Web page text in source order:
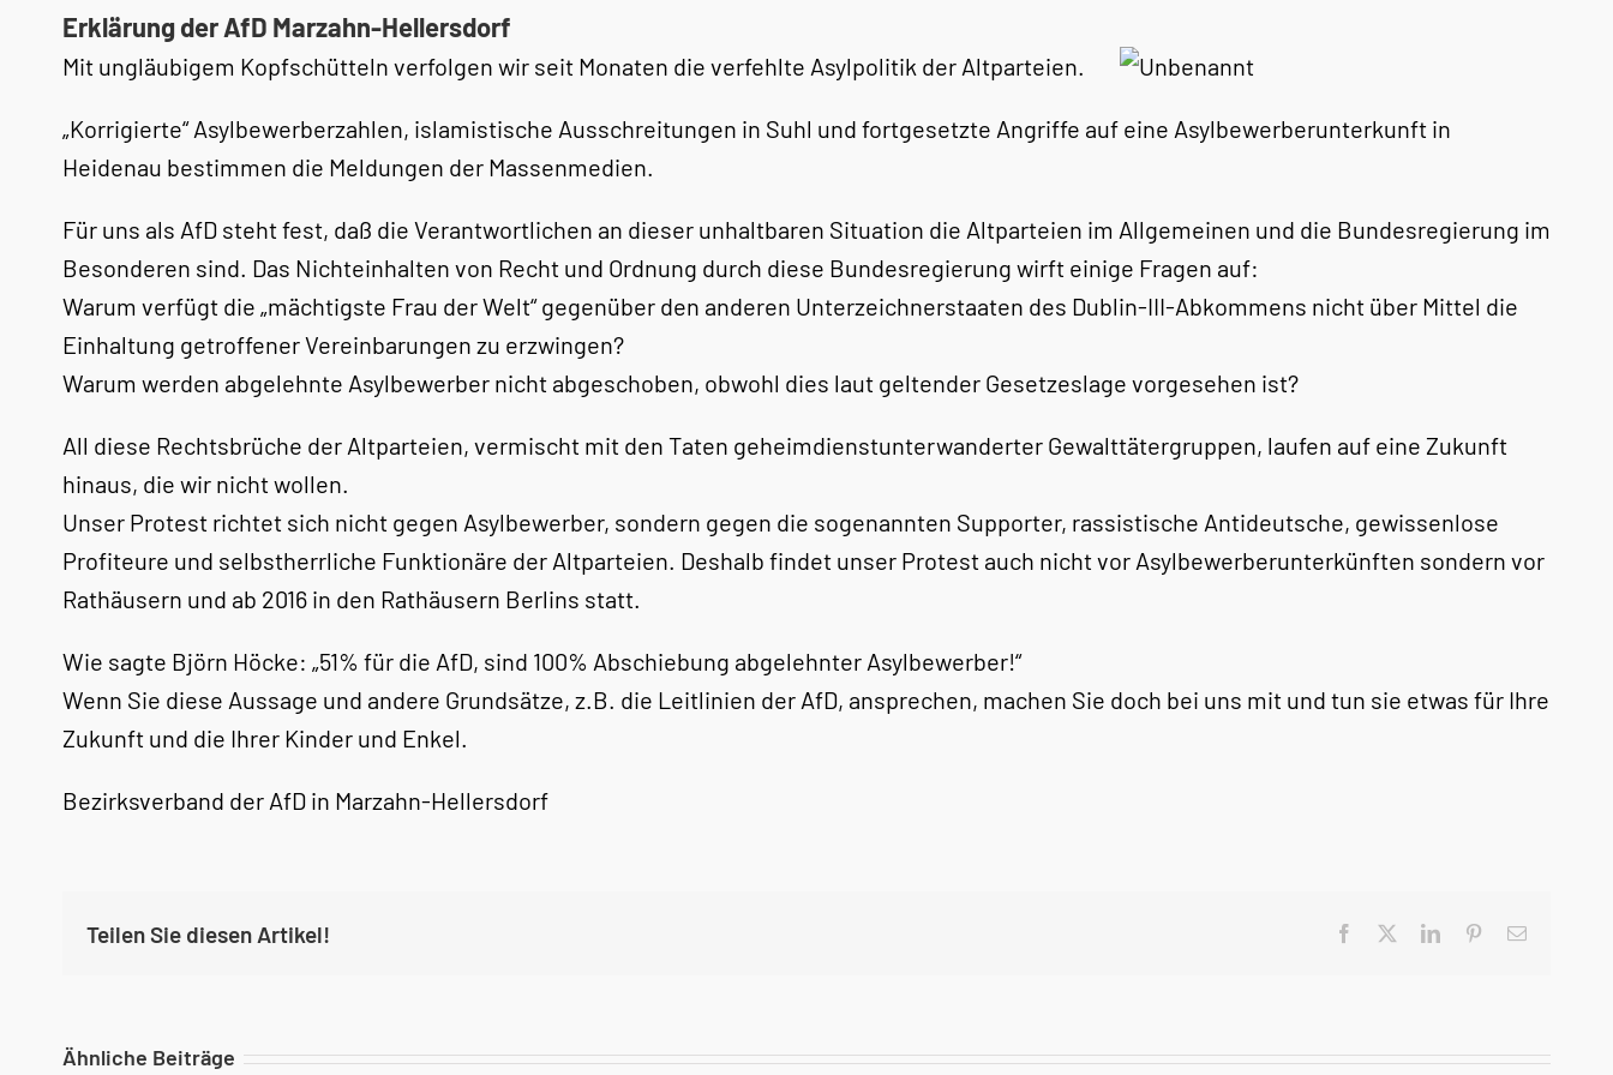
Erklärung der AfD Marzahn-Hellersdorf
Mit ungläubigem Kopfschütteln verfolgen wir seit Monaten die verfehlte Asylpolitik der Altparteien.
„Korrigierte“ Asylbewerberzahlen, islamistische Ausschreitungen in Suhl und fortgesetzte Angriffe auf eine Asylbewerberunterkunft in
Heidenau bestimmen die Meldungen der Massenmedien.
Für uns als AfD steht fest, daß die Verantwortlichen an dieser unhaltbaren Situation die Altparteien im Allgemeinen und die Bundesregierung im
Besonderen sind. Das Nichteinhalten von Recht und Ordnung durch diese Bundesregierung wirft einige Fragen auf:
Warum verfügt die „mächtigste Frau der Welt“ gegenüber den anderen Unterzeichnerstaaten des Dublin-III-Abkommens nicht über Mittel die
Einhaltung getroffener Vereinbarungen zu erzwingen?
Warum werden abgelehnte Asylbewerber nicht abgeschoben, obwohl dies laut geltender Gesetzeslage vorgesehen ist?
All diese Rechtsbrüche der Altparteien, vermischt mit den Taten geheimdienstunterwanderter Gewalttätergruppen, laufen auf eine Zukunft
hinaus, die wir nicht wollen.
Unser Protest richtet sich nicht gegen Asylbewerber, sondern gegen die sogenannten Supporter, rassistische Antideutsche, gewissenlose
Profiteure und selbstherrliche Funktionäre der Altparteien. Deshalb findet unser Protest auch nicht vor Asylbewerberunterkünften sondern vor
Rathäusern und ab 2016 in den Rathäusern Berlins statt.
Wie sagte Björn Höcke: „51% für die AfD, sind 100% Abschiebung abgelehnter Asylbewerber!“
Wenn Sie diese Aussage und andere Grundsätze, z.B. die Leitlinien der AfD, ansprechen, machen Sie doch bei uns mit und tun sie etwas für Ihre
Zukunft und die Ihrer Kinder und Enkel.
Bezirksverband der AfD in Marzahn-Hellersdorf
Teilen Sie diesen Artikel! Facebook LinkedInPinterest
E-
Ähnliche Beiträge